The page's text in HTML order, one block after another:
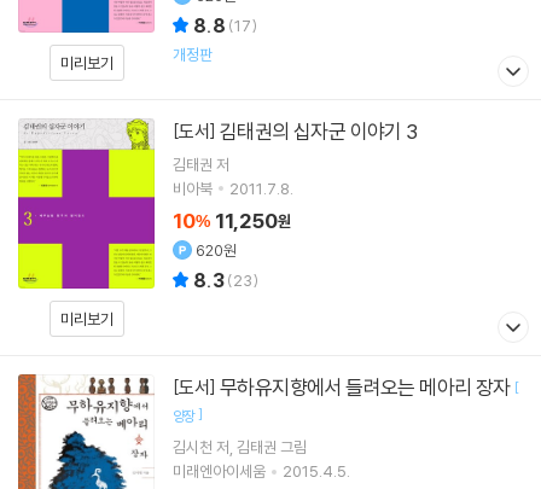
미리보기
8.8 (17)
개정판
미리보기
[도서] 김태권의 십자군 이야기 3
김태권 저
비아북
2011.7.8.
10% 11,250원
620원
8.3(23)
[도서] 무하유지향에서 들려오는 메아리 장자 [
양장]
김시천 저 김태권 그림
미래엔아이세움
2015.4.5.